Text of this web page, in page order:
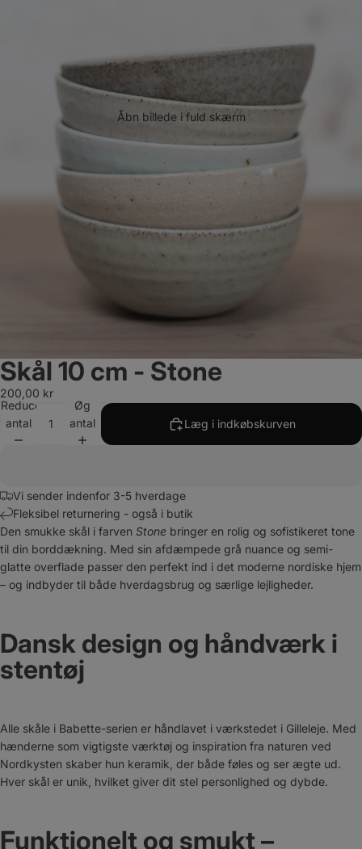
Åbn billede i fuld skærm
Skål 10 cm - Stone
200,00 kr
Reducer
antal
Øg
antal
Læg i indkøbskurven
Vi sender indenfor 3-5 hverdage
Fleksibel returnering - også i butik
Den smukke skål i farven Stone bringer en rolig og sofistikeret tone
til din borddækning. Med sin afdæmpede grå nuance og semi-
glatte overflade passer den perfekt ind i det moderne nordiske hjem
– og indbyder til både hverdagsbrug og særlige lejligheder.
Dansk design og håndværk i
stentøj
Alle skåle i Babette-serien er håndlavet i værkstedet i Gilleleje. Med
hænderne som vigtigste værktøj og inspiration fra naturen ved
Nordkysten skaber hun keramik, der både føles og ser ægte ud.
Hver skål er unik, hvilket giver dit stel personlighed og dybde.
Funktionelt og smukt –